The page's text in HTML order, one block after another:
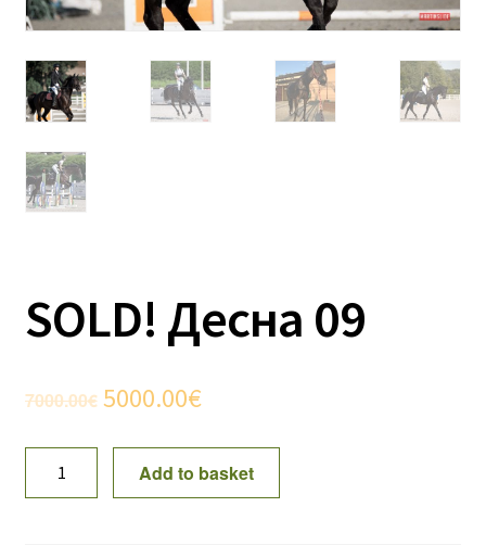
SOLD! Десна 09
7000.00€ Original
was:
5000.00€Current
is:
Десна
Add to basket